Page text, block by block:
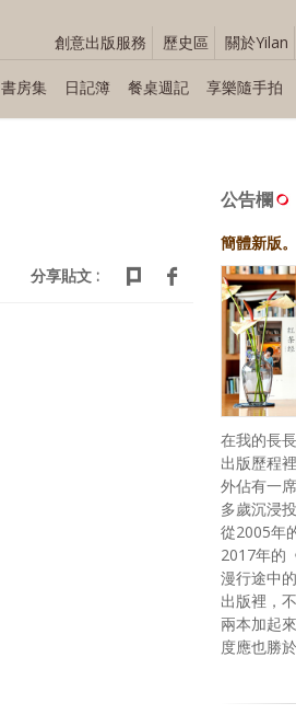
創意出版服務 歷史區 關於Yilan
書房集 日記簿 餐桌週記 享樂隨手拍
分享貼文 :
公告欄
簡體新版
在我的長
出版歷程
外佔有一
多歲沉浸
從2005年
2017年的
漫行途中
出版裡，
兩本加起
度應也勝